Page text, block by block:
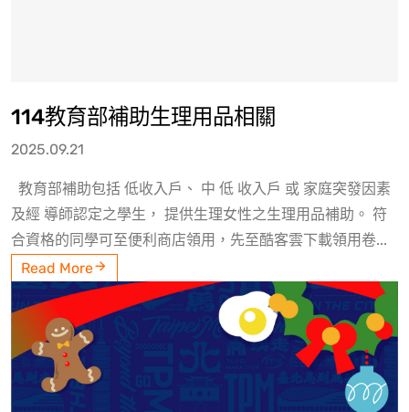
114教育部補助生理用品相關
2025.09.21
教育部補助包括 低收入戶、 中 低 收入戶 或 家庭突發因素
及經 導師認定之學生， 提供生理女性之生理用品補助。 符
合資格的同學可至便利商店領用，先至酷客雲下載領用卷...
Read More